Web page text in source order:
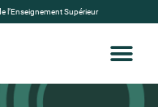
l’Enseignement Supérieur